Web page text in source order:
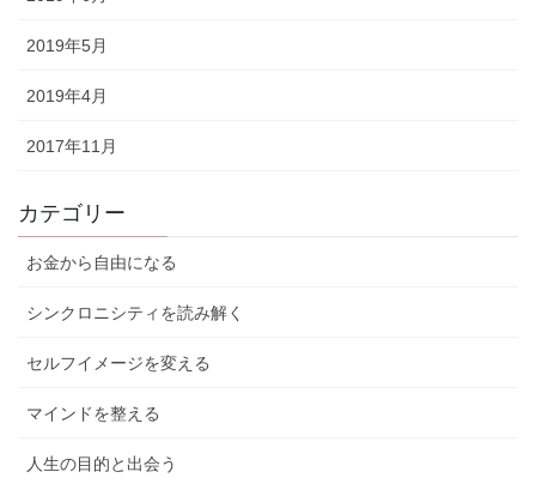
2019年5月
2019年4月
2017年11月
カテゴリー
お金から自由になる
シンクロニシティを読み解く
セルフイメージを変える
マインドを整える
人生の目的と出会う